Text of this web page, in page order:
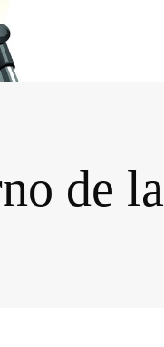
de la